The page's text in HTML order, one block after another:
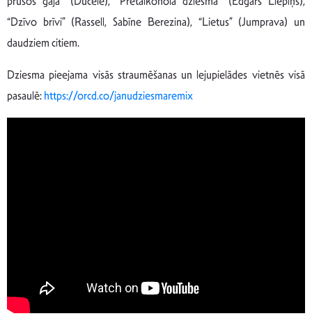
“Dzīvo brīvi” (Rassell, Sabīne Berezina), “Lietus” (Jumprava) un
daudziem citiem.
Dziesma pieejama visās straumēšanas un lejupielādes vietnēs visā
pasaulē:https://orcd.co/janudziesmaremix